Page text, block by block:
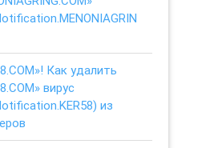
Как удалить
вирус
из